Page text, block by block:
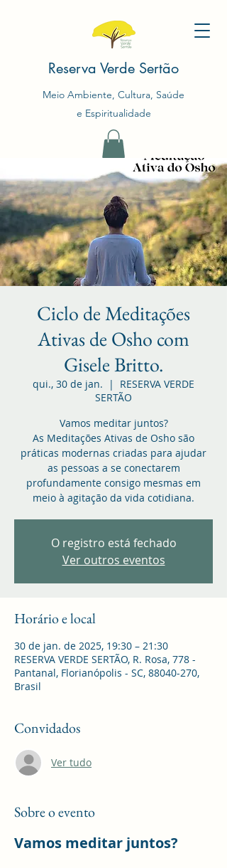
Reserva Verde Sertão
Meio Ambiente, Cultura, Saúde
e Espiritualidade
Ciclo de Meditações
Ativas de Osho com
Gisele Britto.
qui., 30 de jan.
  |
RESERVA VERDE
SERTÃO
Vamos meditar juntos?
As Meditações Ativas de Osho são
práticas modernas criadas para ajudar
as pessoas a se conectarem
profundamente consigo mesmas em
meio à agitação da vida cotidiana.
O registro está fechado
Ver outros eventos
Horário e local
30 de jan. de 2025, 19:30 – 21:30
RESERVA VERDE SERTÃO, R. Rosa, 778 -
Pantanal, Florianópolis - SC, 88040-270,
Brasil
Convidados
Ver tudo
Sobre o evento
Vamos meditar juntos?